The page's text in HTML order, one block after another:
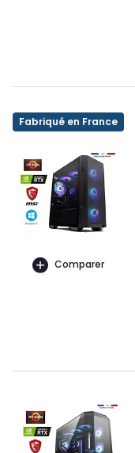
Fabriqué en France
Comparer